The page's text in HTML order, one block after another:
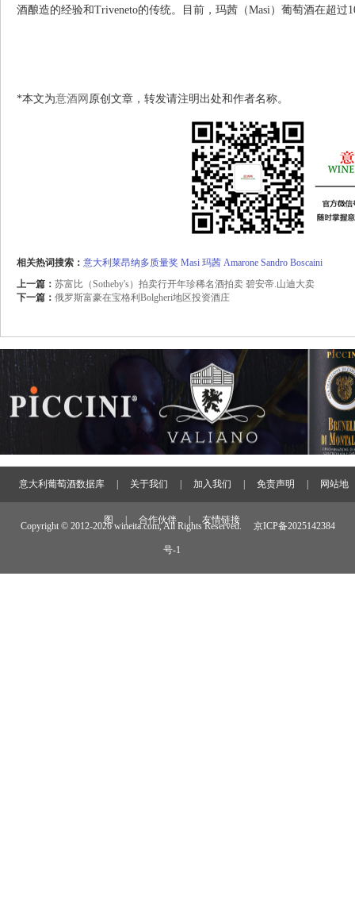
酒酿造的经验和Triveneto的传统。目前，玛茜（Masi）葡萄酒在超
*本文为意酒网 原创文章，转发请注明出处和作者名称。
相关热词搜索： 意大利莱昂纳多质量奖 Masi 玛茜 Amarone Sandro Boscaini
上一篇： 苏富比（Sotheby's）拍卖行开年珍稀名酒拍卖 碧安帝.山迪大卖
下一篇： 俄罗斯富豪在宝格利Bolgheri地区投资酒庄
意大利葡萄酒数据库 关于我们 加入我们 免责声明 网站地
图 合作伙伴 友情链接
Copyright © 2012-2026 wineita.com, All Rights Reserved. 京ICP备2025142384
号-1